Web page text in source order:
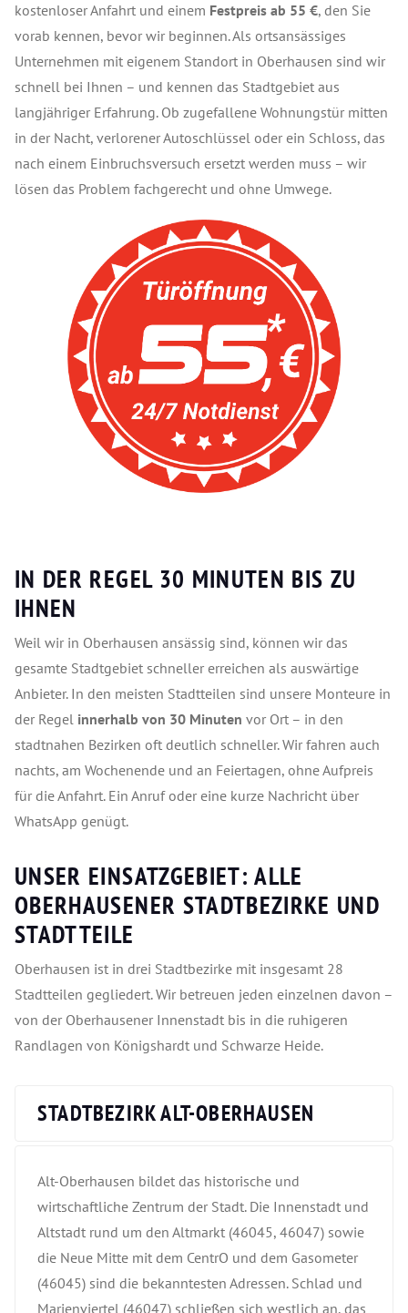
kostenloser Anfahrt und einem Festpreis ab 55 €, den Sie
vorab kennen, bevor wir beginnen. Als ortsansässiges
Unternehmen mit eigenem Standort in Oberhausen sind wir
schnell bei Ihnen – und kennen das Stadtgebiet aus
langjähriger Erfahrung. Ob zugefallene Wohnungstür mitten
in der Nacht, verlorener Autoschlüssel oder ein Schloss, das
nach einem Einbruchsversuch ersetzt werden muss – wir
lösen das Problem fachgerecht und ohne Umwege.
IN DER REGEL 30 MINUTEN BIS ZU
IHNEN
Weil wir in Oberhausen ansässig sind, können wir das
gesamte Stadtgebiet schneller erreichen als auswärtige
Anbieter. In den meisten Stadtteilen sind unsere Monteure in
der Regel innerhalb von 30 Minuten vor Ort – in den
stadtnahen Bezirken oft deutlich schneller. Wir fahren auch
nachts, am Wochenende und an Feiertagen, ohne Aufpreis
für die Anfahrt. Ein Anruf oder eine kurze Nachricht über
WhatsApp genügt.
UNSER EINSATZGEBIET: ALLE
OBERHAUSENER STADTBEZIRKE UND
STADTTEILE
Oberhausen ist in drei Stadtbezirke mit insgesamt 28
Stadtteilen gegliedert. Wir betreuen jeden einzelnen davon –
von der Oberhausener Innenstadt bis in die ruhigeren
Randlagen von Königshardt und Schwarze Heide.
STADTBEZIRK ALT-OBERHAUSEN
Alt-Oberhausen bildet das historische und
wirtschaftliche Zentrum der Stadt. Die Innenstadt und
Altstadt rund um den Altmarkt (46045, 46047) sowie
die Neue Mitte mit dem CentrO und dem Gasometer
(46045) sind die bekanntesten Adressen. Schlad und
Marienviertel (46047) schließen sich westlich an, das